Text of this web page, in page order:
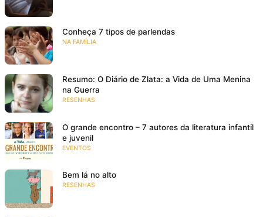
Conheça 7 tipos de parlendas
NA FAMÍLIA
Resumo: O Diário de Zlata: a Vida de Uma Menina
na Guerra
RESENHAS
O grande encontro – 7 autores da literatura infantil
e juvenil
EVENTOS
Bem lá no alto
RESENHAS